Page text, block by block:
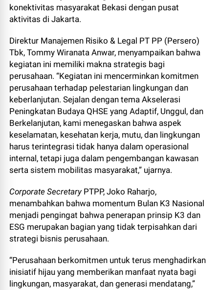
konektivitas masyarakat Bekasi dengan pusat
aktivitas di Jakarta.
Direktur Manajemen Risiko & Legal PT PP (Persero)
Tbk, Tommy Wiranata Anwar, menyampaikan bahwa
kegiatan ini memiliki makna strategis bagi
perusahaan. “Kegiatan ini mencerminkan komitmen
perusahaan terhadap pelestarian lingkungan dan
keberlanjutan. Sejalan dengan tema Akselerasi
Peningkatan Budaya QHSE yang Adaptif, Unggul, dan
Berkelanjutan, kami menegaskan bahwa aspek
keselamatan, kesehatan kerja, mutu, dan lingkungan
harus terintegrasi tidak hanya dalam operasional
internal, tetapi juga dalam pengembangan kawasan
serta sistem mobilitas masyarakat,” ujarnya.
Corporate SecretaryPTPP, Joko Raharjo,
menambahkan bahwa momentum Bulan K3 Nasional
menjadi pengingat bahwa penerapan prinsip K3 dan
ESG merupakan bagian yang tidak terpisahkan dari
strategi bisnis perusahaan.
“Perusahaan berkomitmen untuk terus menghadirkan
inisiatif hijau yang memberikan manfaat nyata bagi
lingkungan, masyarakat, dan generasi mendatang,”